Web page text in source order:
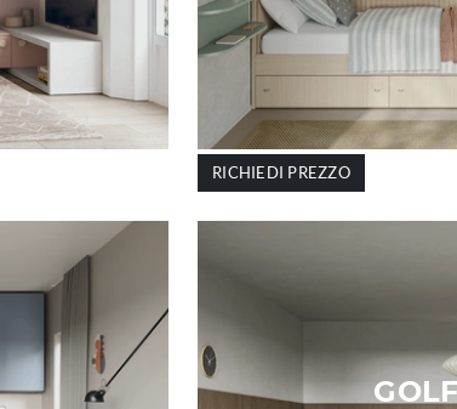
RICHIEDI PREZZO